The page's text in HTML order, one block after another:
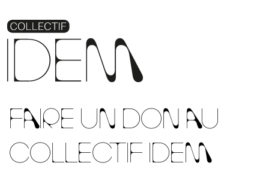
FAIRE UN DON AU
COLLECTIF IDEM